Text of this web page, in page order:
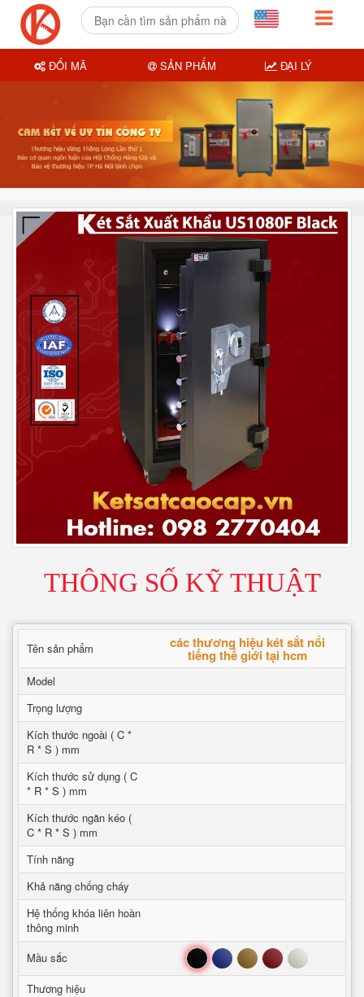
THÔNG SỐ KỸ THUẬT
Tên sản phẩm các thương hiệu két sắt nổi
tiếng thế giới tại hcm
Model
Trọng lượng
Kích thước ngoài ( C *
R * S ) mm
Kích thước sử dụng ( C
* R * S ) mm
Kích thước ngăn kéo (
C * R * S ) mm
Tính năng
Khả năng chống cháy
Hệ thống khóa liên hoàn
thông minh
Mầu sắc
Đen Xanh Nâu Đỏ Trắng
Thương hiệu
ĐỔI MÃ SẢN PHẨM ĐẠI LÝ